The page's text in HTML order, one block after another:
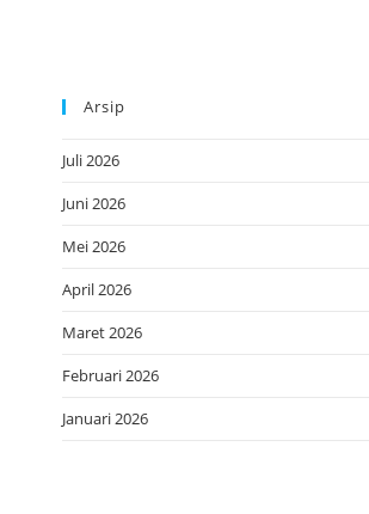
Arsip
Juli 2026
Juni 2026
Mei 2026
April 2026
Maret 2026
Februari 2026
Januari 2026